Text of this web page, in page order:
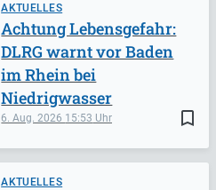
AKTUELLES
bookmark_border
6. Aug. 2026 15:53
Achtung Lebensgefahr:
DLRG warnt vor Baden
im Rhein bei
Niedrigwasser
AKTUELLES